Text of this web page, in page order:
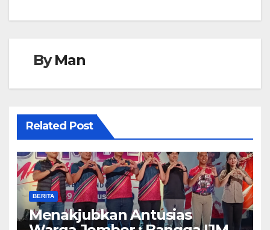
ByMan
Related Post
BERITA
Menakjubkan Antusias